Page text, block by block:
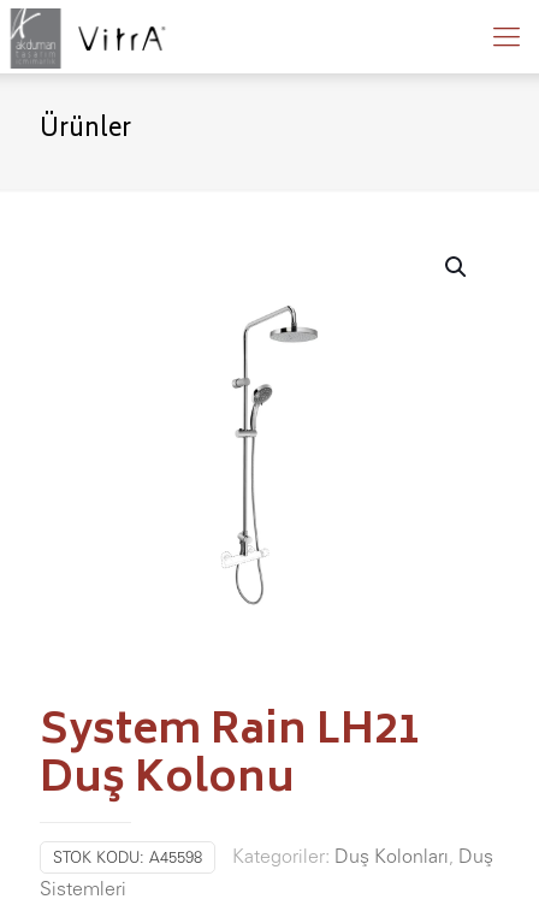
Ürünler
System Rain LH21
Duş Kolonu
STOK KODU: A45598 Kategoriler: Duş Kolonları Duş
Sistemleri